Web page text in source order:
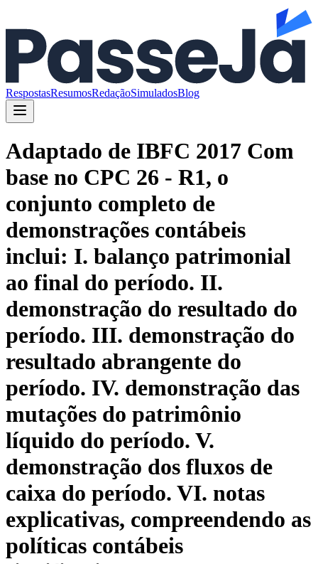
RespostasResumosRedaçãoSimuladosBlog
Adaptado de IBFC 2017 Com
base no CPC 26 - R1, o
conjunto completo de
demonstrações contábeis
inclui: I. balanço patrimonial
ao final do período. II.
demonstração do resultado do
período. III. demonstração do
resultado abrangente do
período. IV. demonstração das
mutações do patrimônio
líquido do período. V.
demonstração dos fluxos de
caixa do período. VI. notas
explicativas, compreendendo as
políticas contábeis